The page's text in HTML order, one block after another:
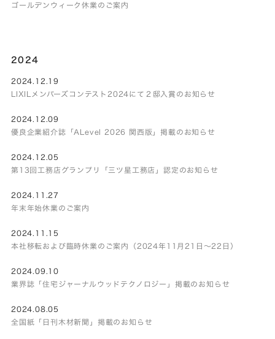
ゴールデンウィーク休業のご案内
2024
2024.12.19
LIXILメンバーズコンテスト2024にて２邸入賞のお知らせ
2024.12.09
優良企業紹介誌「ALevel 2026 関西版」掲載のお知らせ
2024.12.05
第13回工務店グランプリ「三ツ星工務店」認定のお知らせ
2024.11.27
年末年始休業のご案内
2024.11.15
本社移転および臨時休業のご案内（2024年11月21日～22日）
2024.09.10
業界誌「住宅ジャーナルウッドテクノロジー」掲載のお知らせ
2024.08.05
全国紙「日刊木材新聞」掲載のお知らせ